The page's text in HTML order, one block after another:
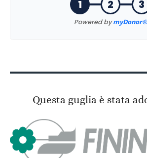
Questa guglia è stata